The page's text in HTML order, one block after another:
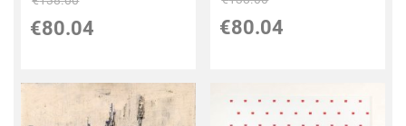
€80.04 €80.04